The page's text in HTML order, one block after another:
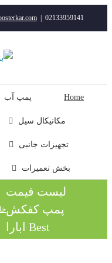
|
info@boosterkar.com
مکانیکال سیل
تجهیزات جانبی
بخش تعمیرات
لیست قیمت
پمپ کفکشخانه» نمونه